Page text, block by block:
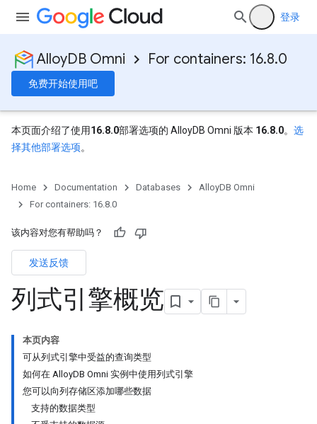
登录
AlloyDB Omni For containers: 16.8.0
免费开始使用吧
本页面介绍了使用16.8.0部署选项的 AlloyDB Omni 版本 16.8.0。 选
择其他部署选项。
Home Documentation Databases
AlloyDB Omni
For containers: 16.8.0
该内容对您有帮助吗？
发送反馈
列式引擎概览
本页内容
可从列式引擎中受益的查询类型
如何在 AlloyDB Omni 实例中使用列式引擎
您可以向列存储区添加哪些数据
支持的数据类型